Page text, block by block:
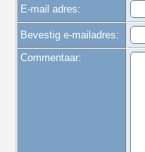
E-mail adres:
Bevestig e-mailadres:
Commentaar: